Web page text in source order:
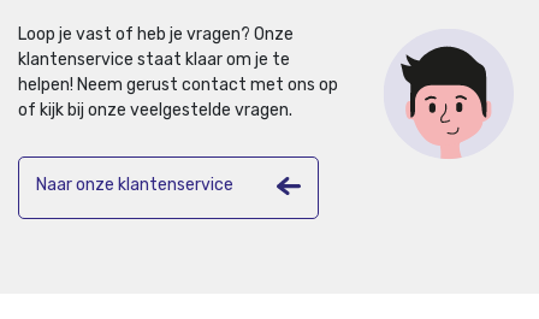
Loop je vast of heb je vragen? Onze
klantenservice staat klaar om je te
helpen! Neem gerust contact met ons op
of kijk bij onze veelgestelde vragen.
Naar onze klantenservice